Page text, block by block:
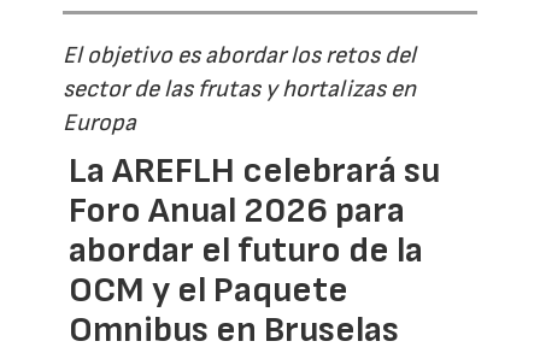
El objetivo es abordar los retos del
sector de las frutas y hortalizas en
Europa
La AREFLH celebrará su
Foro Anual 2026 para
abordar el futuro de la
OCM y el Paquete
Omnibus en Bruselas